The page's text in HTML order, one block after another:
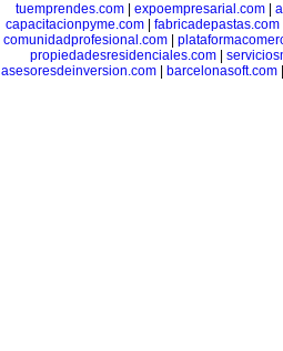
tuemprendes.com
expoempresarial.com
capacitacionpyme.com
fabricadepastas.com
comunidadprofesional.com|
propiedadesresidenciales.com
asesoresdeinversion.com
barcelonasoft.com